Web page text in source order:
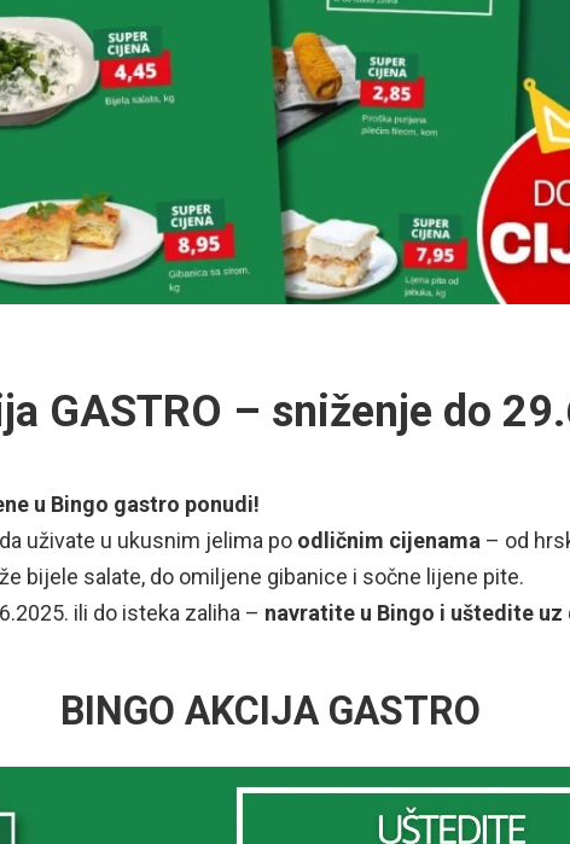
GASTRO – sniženje do
u Bingo gastro ponudi!
uživate u ukusnim jelima po odličnim cijenama – od
bijele salate, do omiljene gibanice i sočne lijene pite.
ili do isteka zaliha – navratite u Bingo i uštedite
BINGO AKCIJA GASTRO